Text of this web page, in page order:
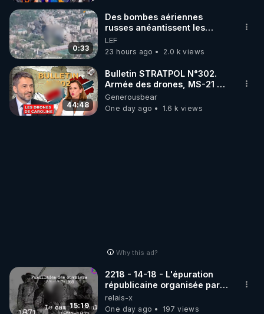
0:33
Des bombes aériennes
russes anéantissent les
centres de contrôle de
drones de 3 brigades
ukrainienne
LEF
23 hours ago
2.0 k views
44:48
Bulletin STRATPOL N°302.
Armée des drones, MS-21 en
série, missiles coréens.
07.08.2026.
Generousbear
One day ago
1.6 k views
Why this ad?
15:19
2218 - 14-18 - L'épuration
républicaine organisée par
les frères de la truelle
relais-x
One day ago
197 views